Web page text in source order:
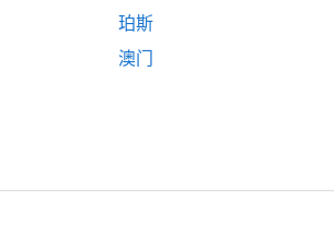
珀斯
澳门